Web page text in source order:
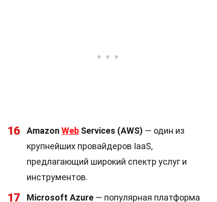
16 Amazon Web Services (AWS) — один из
крупнейших провайдеров IaaS,
предлагающий широкий спектр услуг и
инструментов.
17 Microsoft Azure — популярная платформа